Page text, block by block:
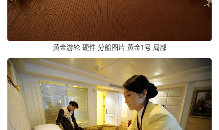
黄金游轮 硬件 分船图片 黄金1号 局部